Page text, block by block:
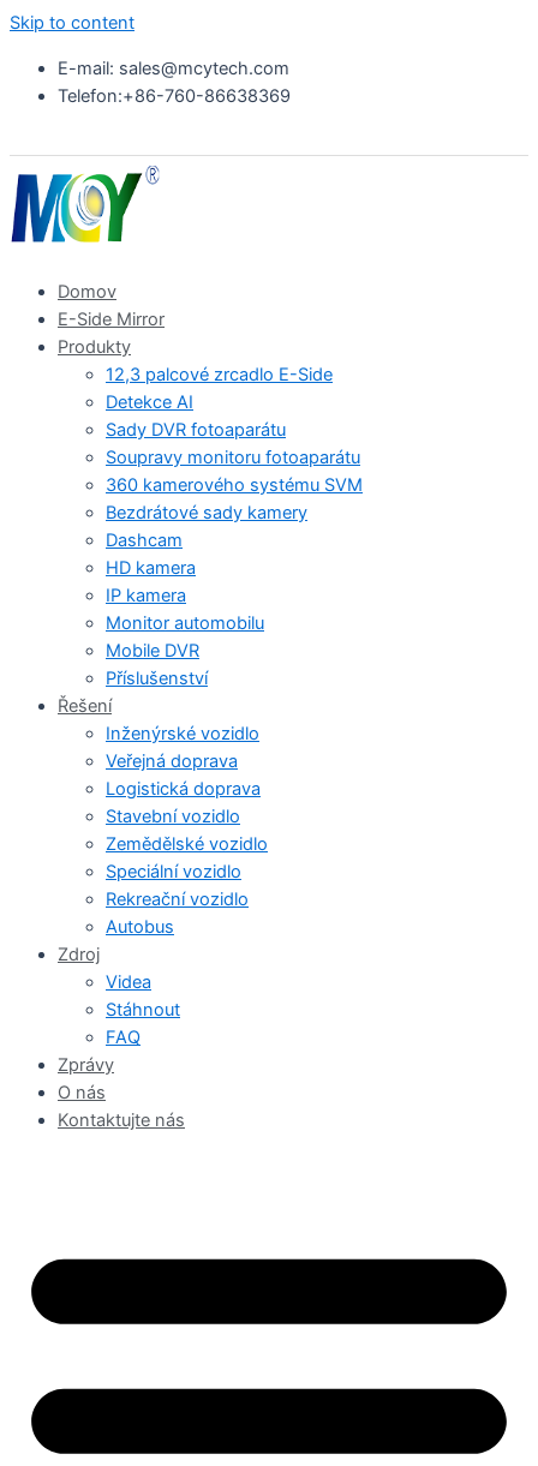
Skip to content
E-mail: sales@mcytech.com
Telefon:+86-760-86638369
Domov
E-Side Mirror
Produkty
12,3 palcové zrcadlo E-Side
Detekce AI
Sady DVR fotoaparátu
Soupravy monitoru fotoaparátu
360 kamerového systému SVM
Bezdrátové sady kamery
Dashcam
HD kamera
IP kamera
Monitor automobilu
Mobile DVR
Příslušenství
Řešení
Inženýrské vozidlo
Veřejná doprava
Logistická doprava
Stavební vozidlo
Zemědělské vozidlo
Speciální vozidlo
Rekreační vozidlo
Autobus
Zdroj
Videa
Stáhnout
FAQ
Zprávy
O nás
Kontaktujte nás